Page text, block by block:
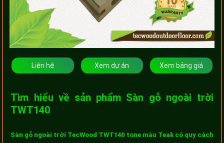
Liên hệ Xem dự án Xem bảng giá
Tìm hiểu về sản phẩm Sàn gỗ ngoài trời
TWT140
Sàn gỗ ngoài trời TecWood TWT140 tone màu Teak có quy cách